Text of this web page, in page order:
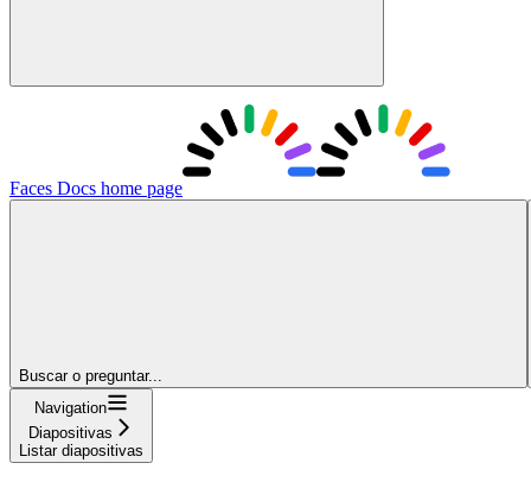
Faces Docs home page
Buscar o preguntar...
Navigation
Diapositivas
Listar diapositivas